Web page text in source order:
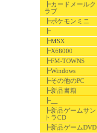
┣カードメールク
ラブ
┣ポケモンミニ
┣
┣MSX
┣X68000
┣FM-TOWNS
┣Windows
┣その他のPC
┣新品書籍
┣__
┣新品ゲームサン
トラCD
┣新品ゲームDVD